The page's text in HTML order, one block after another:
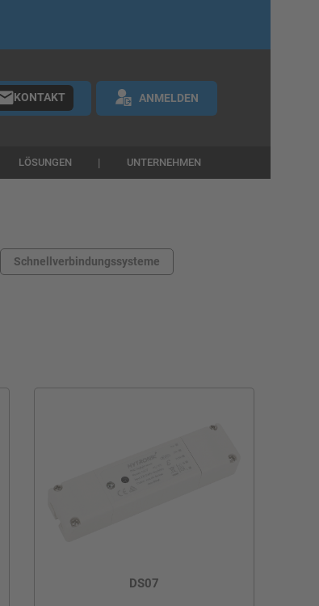
KONTAKT ANMELDEN
LÖSUNGEN UNTERNEHMEN
Schnellverbindungssysteme
DS07